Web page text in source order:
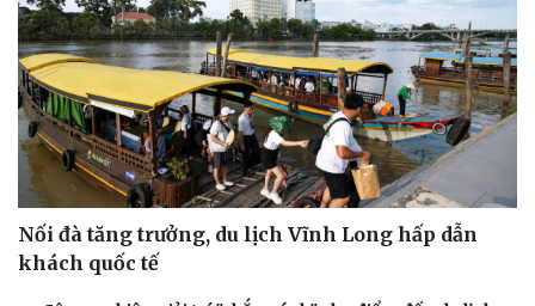
Nối đà tăng trưởng, du lịch Vĩnh Long hấp dẫn
khách quốc tế